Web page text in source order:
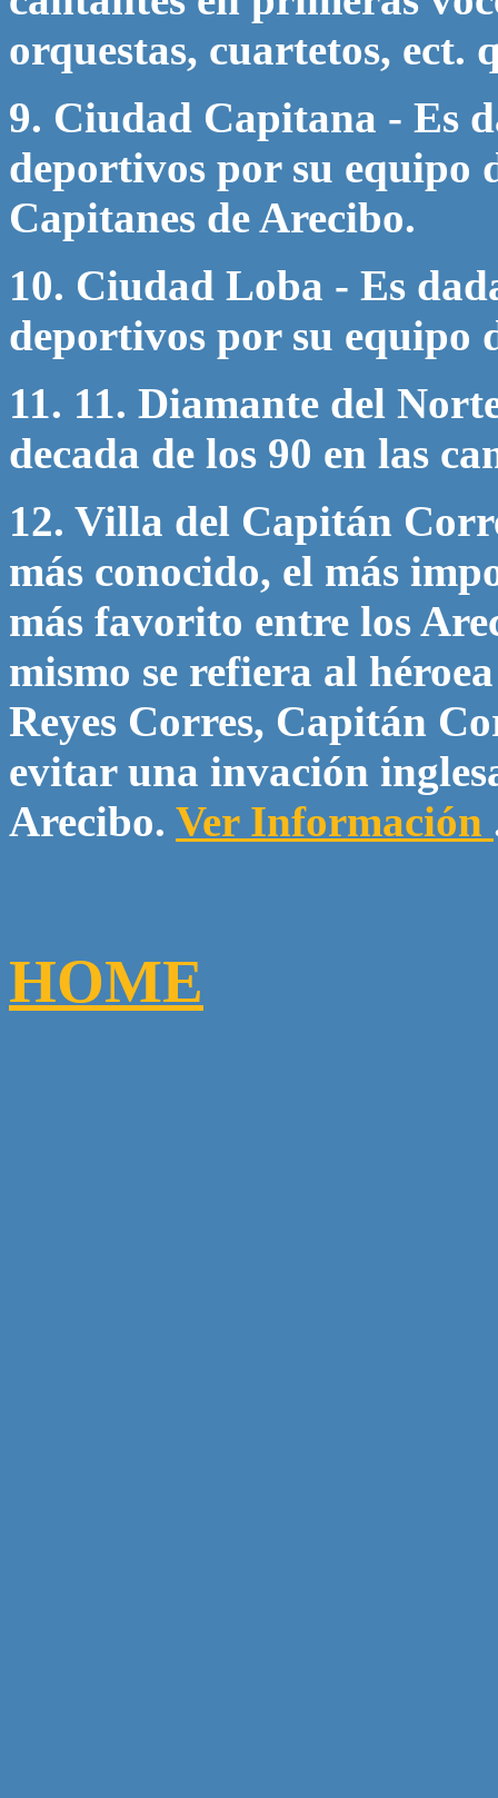
orquestas, cuartetos, ect.
9. Ciudad Capitana - Es
deportivos por su equipo
Capitanes de Arecibo.
10. Ciudad Loba - Es
deportivos por su equipo
11. 11. Diamante del
decada de los 90 en las
12. Villa del Capitán
más conocido, el más
más favorito entre los
mismo se refiera al
Reyes Corres, Capitán
evitar una invación
Arecibo. Ver Información
HOME